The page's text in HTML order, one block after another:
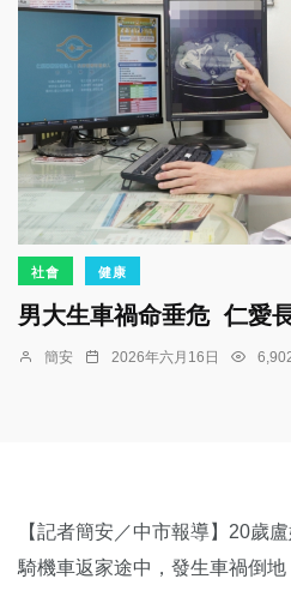
社會 健康
男大生車禍命垂危 仁愛
簡安 2026年六月16日
【記者簡安／中市報導】20歲
騎機車返家途中，發生車禍倒